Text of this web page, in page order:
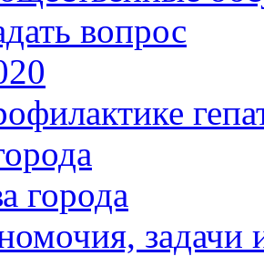
вопрос
города
задачи